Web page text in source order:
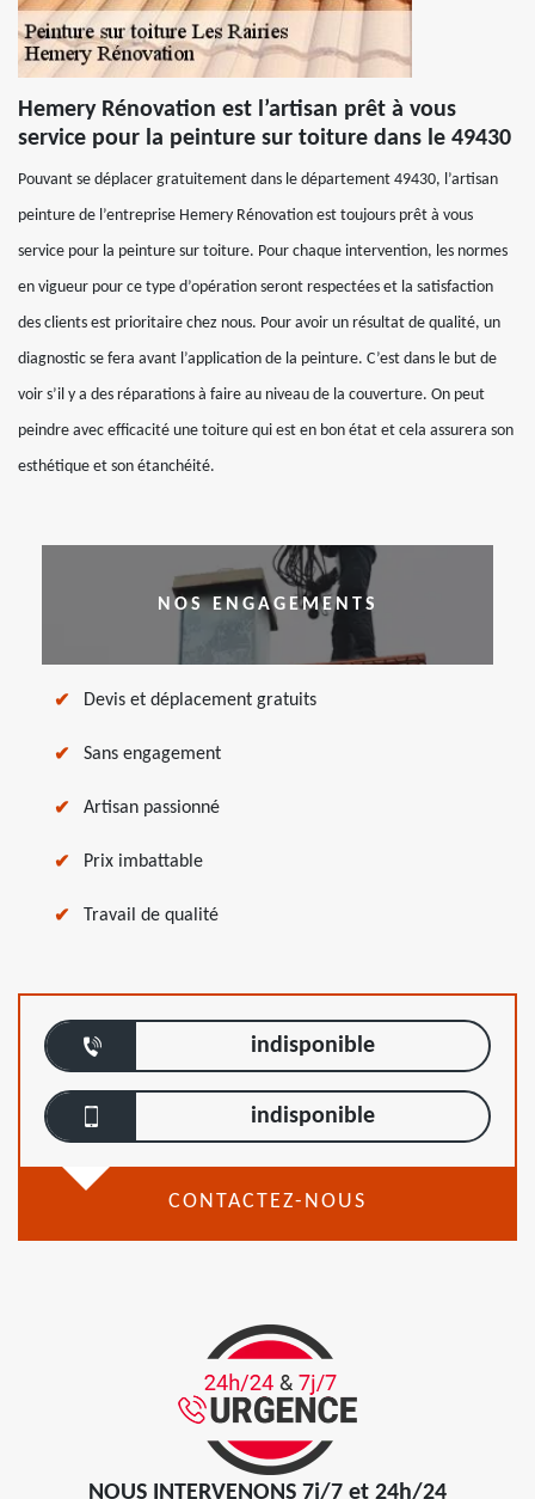
Hemery Rénovation est l’artisan prêt à vous
service pour la peinture sur toiture dans le 49430
Pouvant se déplacer gratuitement dans le département 49430, l’artisan
peinture de l’entreprise Hemery Rénovation est toujours prêt à vous
service pour la peinture sur toiture. Pour chaque intervention, les normes
en vigueur pour ce type d’opération seront respectées et la satisfaction
des clients est prioritaire chez nous. Pour avoir un résultat de qualité, un
diagnostic se fera avant l’application de la peinture. C’est dans le but de
voir s’il y a des réparations à faire au niveau de la couverture. On peut
peindre avec efficacité une toiture qui est en bon état et cela assurera son
esthétique et son étanchéité.
NOS ENGAGEMENTS
Devis et déplacement gratuits
Sans engagement
Artisan passionné
Prix imbattable
Travail de qualité
indisponible
indisponible
CONTACTEZ-NOUS
NOUS INTERVENONS 7j/7 et 24h/24